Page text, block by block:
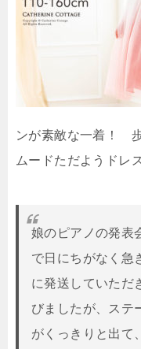
ンが素敵な一着！
ムードただようドレ
娘のピアノの発表
で日にちがなく急
に発送していただ
びましたが、ステ
がくっきりと出て